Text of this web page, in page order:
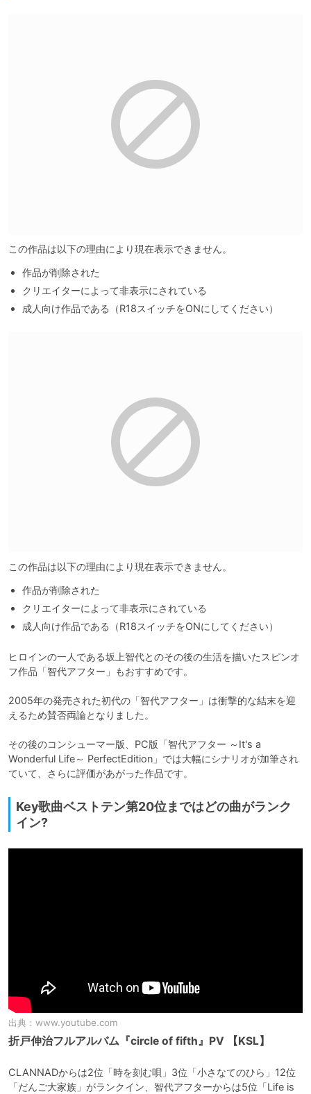
この作品は以下の理由により現在表示できません。
作品が削除された
クリエイターによって非表示にされている
成人向け作品である（R18スイッチをONにしてください）
この作品は以下の理由により現在表示できません。
作品が削除された
クリエイターによって非表示にされている
成人向け作品である（R18スイッチをONにしてください）
ヒロインの一人である坂上智代とのその後の生活を描いたスピンオ
フ作品「智代アフター」もおすすめです。
2005年の発売された初代の「智代アフター」は衝撃的な結末を迎
えるため賛否両論となりました。
その後のコンシューマー版、PC版「智代アフター ～It's a
Wonderful Life～ PerfectEdition」では大幅にシナリオが加筆され
ていて、さらに評価があがった作品です。
Key歌曲ベストテン第20位まではどの曲がランク
イン?
出典： www.youtube.com
折戸伸治フルアルバム『circle of fifth』PV 【KSL】
CLANNADからは2位「時を刻む唄」3位「小さなてのひら」12位
「だんご大家族」がランクイン、智代アフターからは5位「Life is